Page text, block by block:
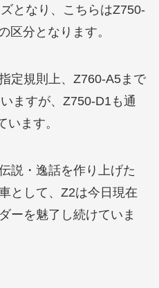
となり、こちらはZ750-
区分となります。
定規則上、Z760-A5まで
ますが、Z750-D1も通
ます。
説・逸話を作り上げた
として、Z2は今日現在
ーを魅了し続けていま